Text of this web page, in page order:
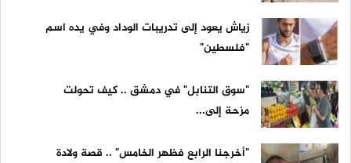
زياش يعود إلى تدريبات الوداد وفي يده اسم
"فلسطين"
"سوق التنابل" في دمشق .. كيف تحولت
مزحة إلى...
"أخرجنا الرابع فظهر الخامس" .. قصة ولادة